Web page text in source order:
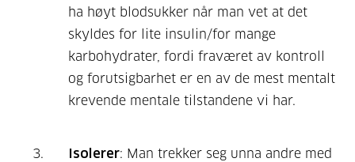
ha høyt blodsukker når man vet at det
skyldes for lite insulin/for mange
karbohydrater, fordi fraværet av kontroll
og forutsigbarhet er en av de mest mentalt
krevende mentale tilstandene vi har.
Isolerer: Man trekker seg unna andre med